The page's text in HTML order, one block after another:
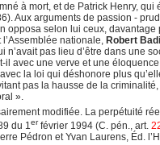
à mort, et de Patrick Henry,
Aux arguments de passion -
opposa selon lui ceux,
nationale, Robert
pas lieu d’être dans une
il avec une verve et une
la loi qui déshonore plus
pas la hausse de la
».
modifiée. La perpétuité
du 1erfévrier 1994 (C. pén., art.
Pédron et Yvan Laurens, Éd.